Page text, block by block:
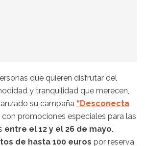
que quieren disfrutar del
y tranquilidad que merecen,
su campaña “Desconecta
con promociones especiales para las
entre el 12 y el 26 de mayo.
de hasta 100 euros por reserva